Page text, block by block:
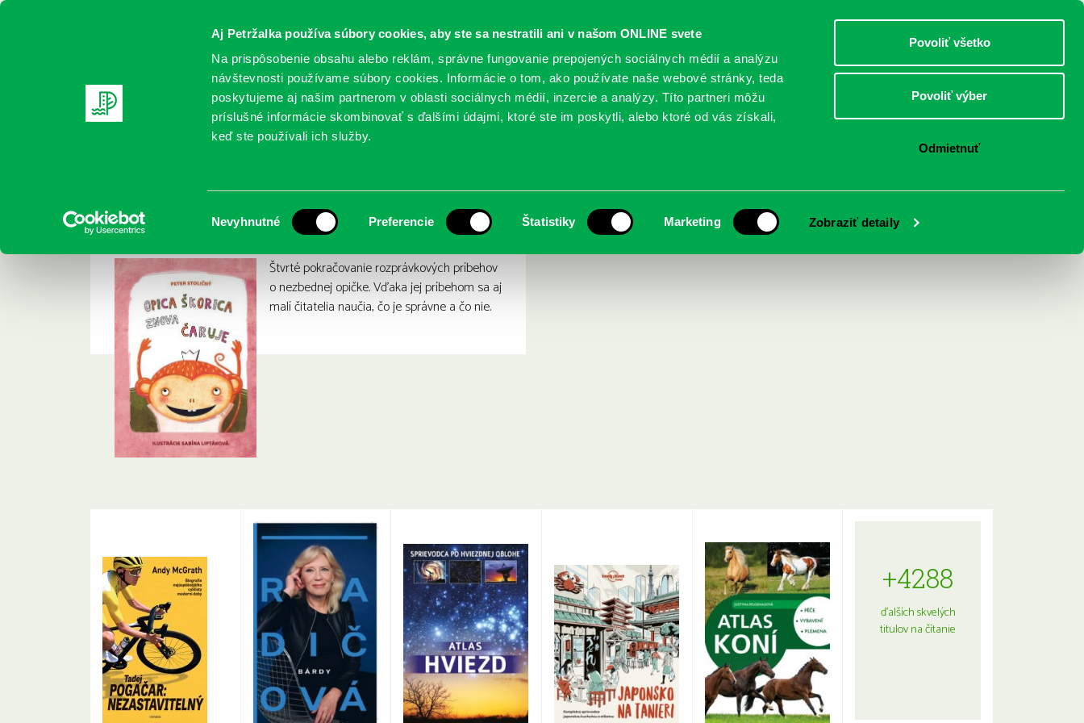
Aj Petržalka používa súbory cookies, aby ste sa nestratili ani v našom ONLINE svete
Na prispôsobenie obsahu alebo reklám, správne fungovanie prepojených sociálnych médií a analýzu
návštevnosti používame súbory cookies. Informácie o tom, ako používate naše webové stránky, teda
poskytujeme aj našim partnerom v oblasti sociálnych médií, inzercie a analýzy. Títo partneri môžu
príslušné informácie skombinovať s ďalšími údajmi, ktoré ste im poskytli, alebo ktoré od vás získali,
keď ste používali ich služby.
súhlasu
Nevyhnutné Preferencie Štatistiky Marketing Zobraziť detaily
Povoliť všetko
Povoliť výber
Odmietnuť
DOSPELÍ
REGISTRUJTE SA ONLINE KATALÓGY SLUŽBY PODUJATIA POBOČKY O KNIŽNICI
Stoličný, Peter: Opica Škorica znova čaruje
Štvrté pokračovanie rozprávkových príbehov
o nezbednej opičke. Vďaka jej príbehom sa aj
malí čitatelia naučia, čo je správne a čo nie.
+4288
ďalších skvelých
titulov na čítanie